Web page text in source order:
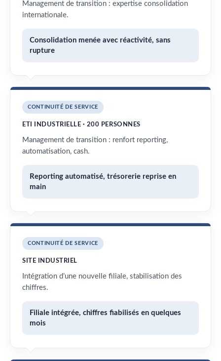
Management de transition : expertise consolidation
internationale.
Consolidation menée avec réactivité, sans
rupture
CONTINUITÉ DE SERVICE
ETI INDUSTRIELLE · 200 PERSONNES
Management de transition : renfort reporting,
automatisation, cash.
Reporting automatisé, trésorerie reprise en
main
CONTINUITÉ DE SERVICE
SITE INDUSTRIEL
Intégration d’une nouvelle filiale, stabilisation des
chiffres.
Filiale intégrée, chiffres fiabilisés en quelques
mois